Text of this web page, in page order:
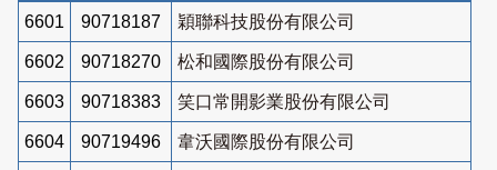
6601 90718187 穎聯科技股份有限公司
6602 90718270 松和國際股份有限公司
6603 90718383 笑口常開影業股份有限公司
6604 90719496 韋沃國際股份有限公司